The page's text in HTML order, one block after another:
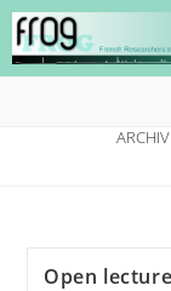
Open